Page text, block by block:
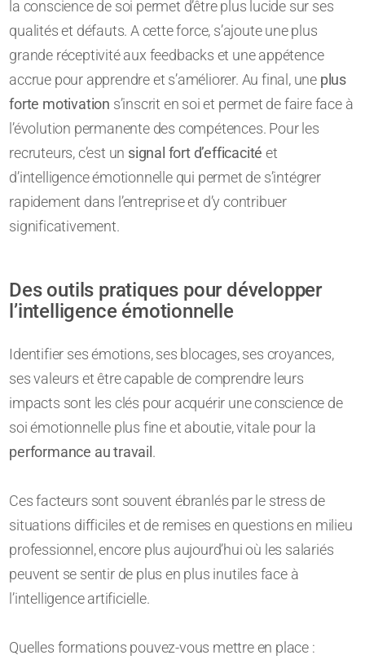
la conscience de soi permet d’être plus lucide sur ses
qualités et défauts. A cette force, s’ajoute une plus
grande réceptivité aux feedbacks et une appétence
accrue pour apprendre et s’améliorer. Au final, une plus
forte motivation s’inscrit en soi et permet de faire face à
l’évolution permanente des compétences. Pour les
recruteurs, c’est un signal fort d’efficacité et
d’intelligence émotionnelle qui permet de s’intégrer
rapidement dans l’entreprise et d’y contribuer
significativement.
Des outils pratiques pour développer
l’intelligence émotionnelle
Identifier ses émotions, ses blocages, ses croyances,
ses valeurs et être capable de comprendre leurs
impacts sont les clés pour acquérir une conscience de
soi émotionnelle plus fine et aboutie, vitale pour la
performance au travail .
Ces facteurs sont souvent ébranlés par le stress de
situations difficiles et de remises en questions en milieu
professionnel, encore plus aujourd’hui où les salariés
peuvent se sentir de plus en plus inutiles face à
l’intelligence artificielle.
Quelles formations pouvez-vous mettre en place :